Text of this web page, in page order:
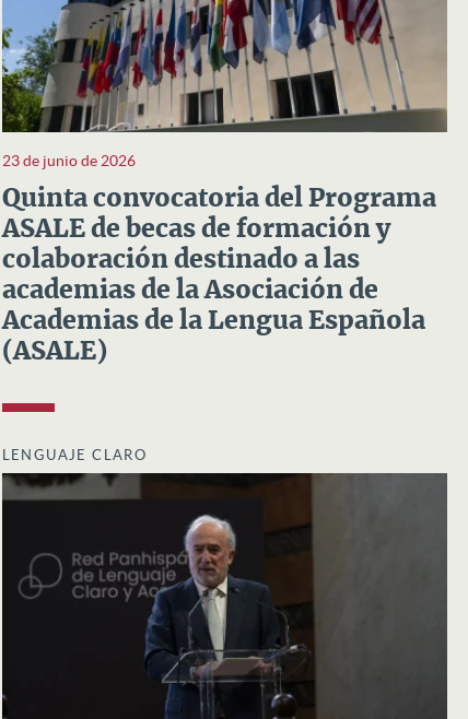
23 de junio de 2026
Quinta convocatoria del Programa
ASALE de becas de formación y
colaboración destinado a las
academias de la Asociación de
Academias de la Lengua Española
(ASALE)
LENGUAJE CLARO